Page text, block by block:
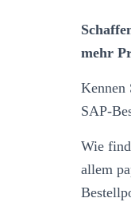
mehr
Kennen
SAP-
Wie
allem